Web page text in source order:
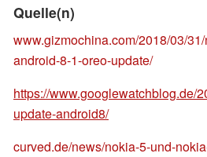
Quelle(n)
www.gizmochina.com/2018/03/
android-8-1-oreo-update/
https://www.googlewatchblog.de/
update-android8/
curved.de/news/nokia-5-und-